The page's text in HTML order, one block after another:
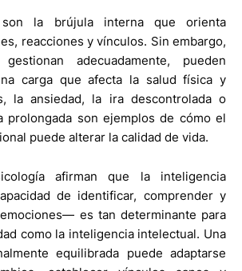
son la brújula interna que orienta
reacciones y vínculos. Sin embargo,
adecuadamente, pueden
carga que afecta la salud física y
la ansiedad, la ira descontrolada o
prolongada son ejemplos de cómo el
puede alterar la calidad de vida.
afirman que la inteligencia
de identificar, comprender y
es tan determinante para
como la inteligencia intelectual. Una
equilibrada puede adaptarse